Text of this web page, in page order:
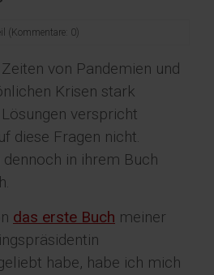
(Kommentare: 0)
von Pandemien und
Krisen stark
verspricht
diese Fragen nicht.
in ihrem Buch
das erste Buch meiner
habe, habe ich mich